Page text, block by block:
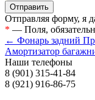
Отправляя форму, я
* — Поля,
← Фонарь задний
Амортизатор
Наши телефоны
8 (901) 315-41-84
8 (921) 916-86-75